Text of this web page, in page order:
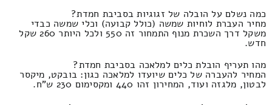
כמה נשלם על הובלה של זגוגיות בסביבת חמדת?
מחיר העברת לוחיות שמשה (כולל קבועה) וכלי שמשה כבדי
משקל דרך השכרת מנוף התמחור זה 550 ולכל היותר 260 שקל
חדש.
מהו תעריף הובלת כלים למלאכה בסביבת חמדת?
המחיר להעברה של כלים שיועדו למלאכה כגון: בובקט, מיקסר
לבטון, מלגזה ועוד, המחירון זהו 440 ומקסימום 230 ש"ח.